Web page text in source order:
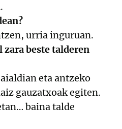
urria inguruan.
beste talderen
eta antzeko
gauzatxoak egiten.
baina talde